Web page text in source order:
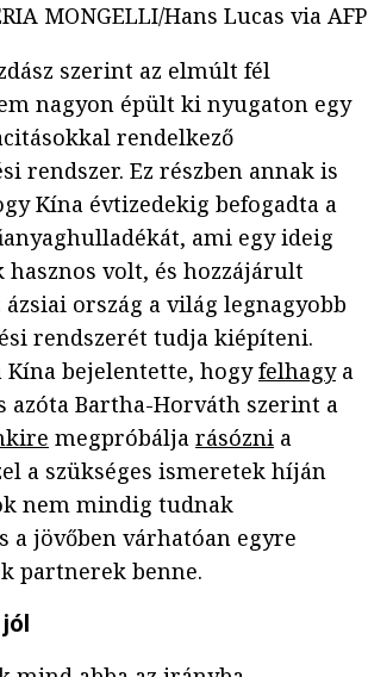
MONGELLI/Hans Lucas via AFP
szerint az elmúlt fél
nagyon épült ki nyugaton egy
rendelkező
rendszer. Ez részben annak is
Kína évtizedekig befogadta a
ami egy ideig
volt, és hozzájárult
ázsiai ország a világ legnagyobb
rendszerét tudja kiépíteni.
Kína bejelentette, hogyfelhagya
azóta Bartha-Horváth szerint a
megpróbálja rásózni a
a szükséges ismeretek híján
nem mindig tudnak
a jövőben várhatóan egyre
partnerek benne.